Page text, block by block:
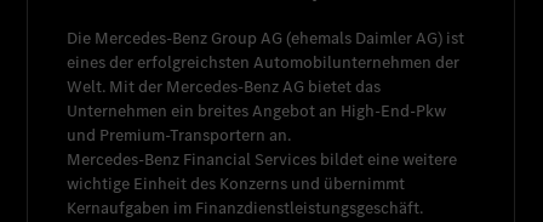
Die Mercedes-Benz Group AG (ehemals Daimler AG) ist
eines der erfolgreichsten Automobilunternehmen der
Welt. Mit der Mercedes-Benz AG bietet das
Unternehmen ein breites Angebot an High-End-Pkw
und Premium-Transportern an.
Mercedes-Benz Financial Services bildet eine weitere
wichtige Einheit des Konzerns und übernimmt
Kernaufgaben im Finanzdienstleistungsgeschäft.